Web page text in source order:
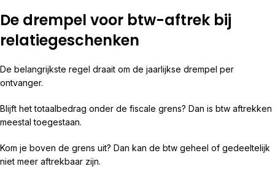
De drempel voor btw-aftrek bij
relatiegeschenken
De belangrijkste regel draait om de jaarlijkse drempel per
ontvanger.
Blijft het totaalbedrag onder de fiscale grens? Dan is btw aftrekken
meestal toegestaan.
Kom je boven de grens uit? Dan kan de btw geheel of gedeeltelijk
niet meer aftrekbaar zijn.